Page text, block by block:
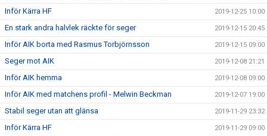
Inför Kärra HF 2019-12-25 10:00
En stark andra halvlek räckte för seger 2019-12-15 20:45
Inför AIK borta med Rasmus Torbjörnsson 2019-12-15 09:00
Seger mot AIK 2019-12-08 21:21
Inför AIK hemma 2019-12-08 09:00
Inför AIK med matchens profil - Melwin Beckman 2019-12-07 19:00
Stabil seger utan att glänsa 2019-11-29 23:32
Inför Kärra HF 2019-11-29 09:00